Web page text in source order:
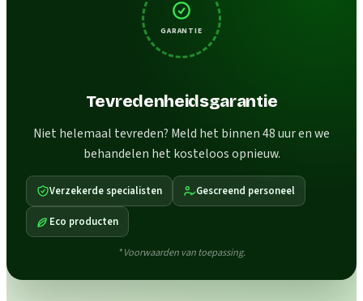
GARANTIE
Tevredenheidsgarantie
Niet helemaal tevreden? Meld het binnen 48 uur en we
behandelen het kosteloos opnieuw.
Verzekerde specialisten Gescreend personeel
Eco producten
* Voorwaarden van toepassing.